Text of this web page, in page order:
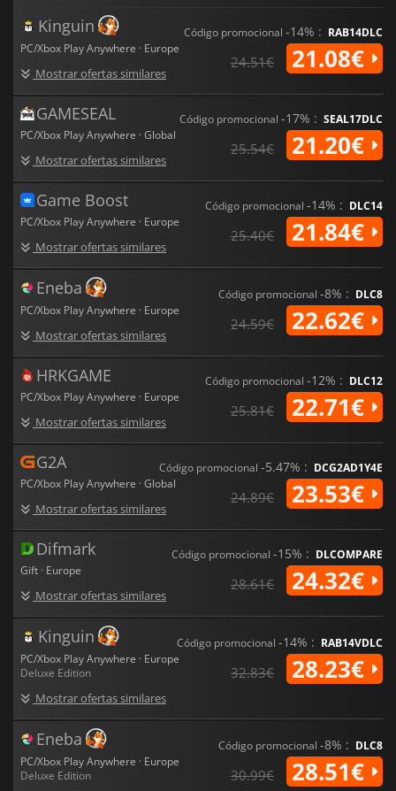
de condução sem paralelo. Rápido, bonito e infinitamente
jogável, é a escolha definitiva para os fãs de corridas que
procuram liberdade e emoção.
Kinguin
PC/Xbox Play Anywhere · Europe
Mostrar ofertas similares
Código promocional -14% : RAB14DLC
24.51€ 21.08€
GAMESEAL
PC/Xbox Play Anywhere · Global
Mostrar ofertas similares
Código promocional -17% : SEAL17DLC
25.54€ 21.20€
Game Boost
PC/Xbox Play Anywhere · Europe
Mostrar ofertas similares
Código promocional -14% : DLC14
25.40€ 21.84€
Eneba
PC/Xbox Play Anywhere · Europe
Mostrar ofertas similares
Código promocional -8% : DLC8
24.59€ 22.62€
HRKGAME
PC/Xbox Play Anywhere · Europe
Mostrar ofertas similares
Código promocional -12% : DLC12
25.81€ 22.71€
G2A
PC/Xbox Play Anywhere · Global
Mostrar ofertas similares
Código promocional -5.47% : DCG2AD1Y4E
24.89€ 23.53€
Difmark
Gift · Europe
Mostrar ofertas similares
Código promocional -15% : DLCOMPARE
28.61€ 24.32€
Kinguin
PC/Xbox Play Anywhere · Europe
Deluxe Edition
Mostrar ofertas similares
Código promocional -14% : RAB14VDLC
32.83€ 28.23€
Eneba
PC/Xbox Play Anywhere · Europe
Deluxe Edition
Código promocional -8% : DLC8
30.99€ 28.51€